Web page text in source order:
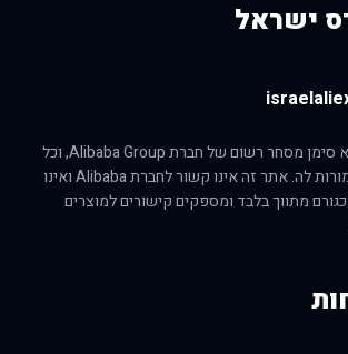
ישראל
הסימן AliExpress הוא סימן מסחר רשום של חברת Alibaba Group, וכל
הזכויות הנוגעות לו שמורות לה. אתר זה אינו קשור לחברת Alibaba ואינו
מתווך בלבד ומספקים קישורים למוצרים